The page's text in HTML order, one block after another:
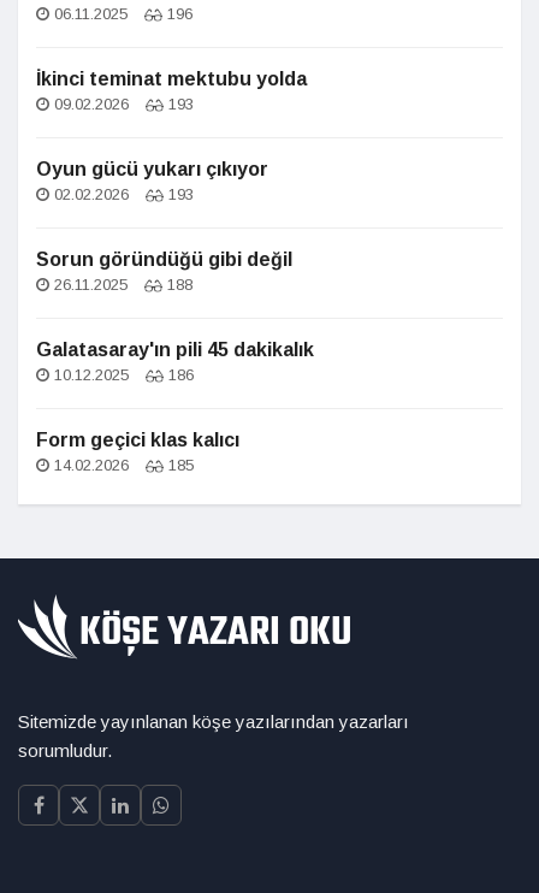
06.11.2025 196
İkinci teminat mektubu yolda
09.02.2026 193
Oyun gücü yukarı çıkıyor
02.02.2026 193
Sorun göründüğü gibi değil
26.11.2025 188
Galatasaray'ın pili 45 dakikalık
10.12.2025 186
Form geçici klas kalıcı
14.02.2026 185
Sitemizde yayınlanan köşe yazılarından yazarları
sorumludur.